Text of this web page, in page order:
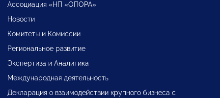
Ассоциация «НП «ОПОРА»
Новости
Комитеты и Комиссии
Региональное развитие
Экспертиза и Аналитика
Международная деятельность
Декларация о взаимодействии крупного бизнеса с